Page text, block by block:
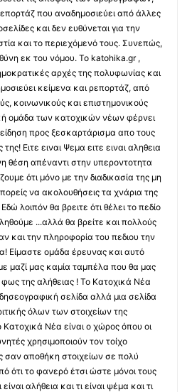
που αναδημοσιεύει από άλλες
και δεν ευθύνεται για την
και το περιεχόμενό τους. Συνεπώς,
εκ του νόμου. Το katohika.gr ,
αρχές της πολυφωνίας και
κείμενα και ρεπορτάζ, από
κοινωνικούς και επιστημονικούς
ομάδα των κατοχικών νέων φέρνει
προς ξεσκαρτάρισμα απο τους
Ειτε ειναι Ψεμα ειτε ειναι αληθεια
θέση απέναντι στην υπεροντοτητα
ότι μόνο με την διαδικασία της μη
να ακολουθήσεις τα χνάρια της
λοιπόν θα βρειτε ότι θέλει το πεδίο
...αλλά θα βρείτε και πολλούς
και την πληροφορία του πεδιου την
Είμαστε ομάδα έρευνας και αυτό
μαζί μας καμία ταμπέλα που θα μας
της αλήθειας ! Το Κατοχικά Νέα
σελίδα αλλά μια σελίδα
όλων των στοιχείων της
Κατοχικά Νέα είναι ο χώρος όπου οι
χρησιμοποιούν τον τοίχο
σαν αποθήκη στοιχείων σε πολύ
ότι το φανερό έτσι ώστε μόνοι τους
αλήθεια και τι είναι ψέμα και τι